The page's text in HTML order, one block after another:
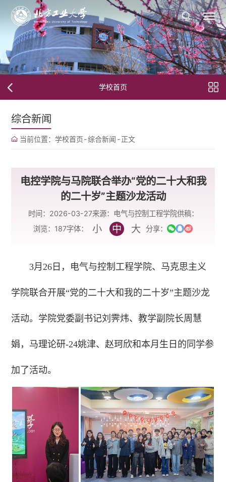
学校首页
综合新闻
当前位置： 学校首页-综合新闻 -正文
电控学院与马院联合举办“党的二十大和我
的二十岁”主题沙龙活动
时间：2026-03-27来源：电气与控制工程学院供稿：
浏览： 187字体： 小 中 大 分享：
3月26日，电气与控制工程学院、马克思主义
学院联合开展“党的二十大和我的二十岁”主题沙龙
活动。学院党委副书记刘霁炜、教学副院长周慧
娟，马理论研-24姚津、赵珂欣和本月生日的同学参
加了活动。